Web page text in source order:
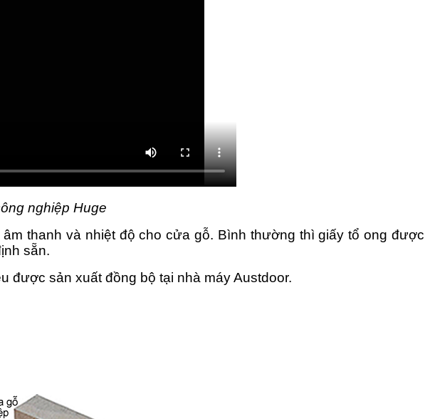
nghiệp Huge
thanh và nhiệt độ cho cửa gỗ. Bình thường thì giấy tổ ong được
sẵn.
được sản xuất đồng bộ tại nhà máy Austdoor.